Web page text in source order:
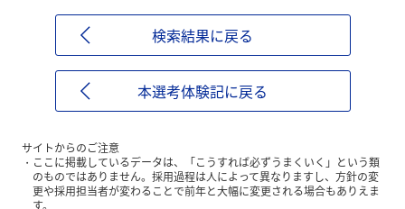
検索結果に戻る
本選考体験記に戻る
サイトからのご注意
ここに掲載しているデータは、「こうすれば必ずうまくいく」という類
のものではありません。採用過程は人によって異なりますし、方針の変
更や採用担当者が変わることで前年と大幅に変更される場合もありえま
す。